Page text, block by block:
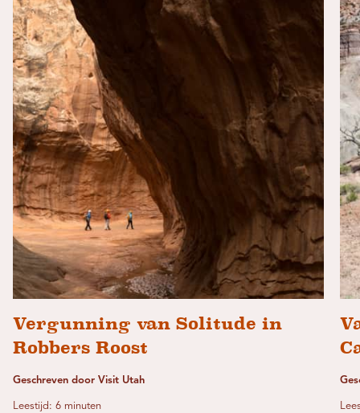
Vergunning van Solitude in
Robbers Roost
Geschreven door Visit Utah
Leestijd: 6 minuten